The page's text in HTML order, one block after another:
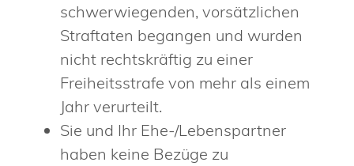
schwerwiegenden, vorsätzlichen
Straftaten begangen und wurden
nicht rechtskräftig zu einer
Freiheitsstrafe von mehr als einem
Jahr verurteilt.
Sie und Ihr Ehe-/Lebenspartner
haben keine Bezüge zu